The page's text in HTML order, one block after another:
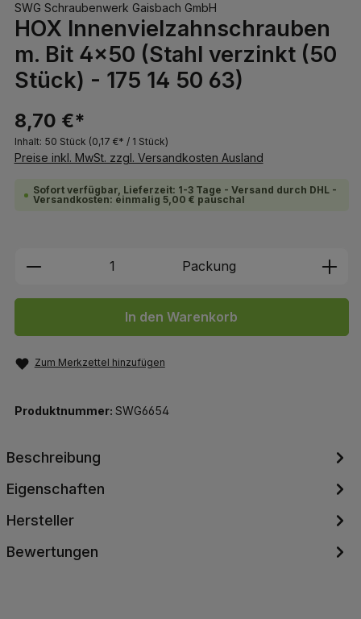
SWG Schraubenwerk Gaisbach GmbH
HOX Innenvielzahnschrauben
m. Bit 4x50 (Stahl verzinkt (50
Stück) - 175 14 50 63)
8,70 €*
Inhalt: 50 Stück (0,17 €* / 1 Stück)
Preise inkl. MwSt. zzgl. Versandkosten Ausland
Sofort verfügbar, Lieferzeit: 1-3 Tage - Versand durch DHL -
Versandkosten: einmalig 5,00 € pauschal
Produkt Anzahl: Gib den
Packung
In den Warenkorb
Zum Merkzettel hinzufügen
Produktnummer: SWG6654
Beschreibung
Eigenschaften
Hersteller
Bewertungen